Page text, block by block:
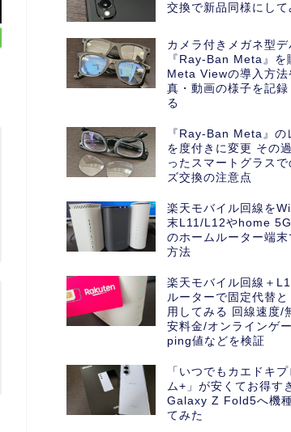
交換で新品同様にして
カメラ付きメガネ型デ
『Ray-Ban Meta』を
Meta Viewの導入方法
真・動画の様子を記録
る
『Ray-Ban Meta』の
を度付きに変更 その
ったスマートグラスで
ズ交換の注意点
楽天モバイル回線を
末L11/L12やhome
のホームルーター端末
方法
楽天モバイル回線＋
ルーターで固定代替と
用してみる 回線速度/
安料金/オンラインゲ
ping値などを検証
「いつでもカエドキプ
ム+」が安くてお得す
Galaxy Z Fold5へ機
てみた